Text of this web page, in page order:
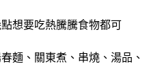
想要吃熱騰騰食物都可
麵、關東煮、串燒、湯品、